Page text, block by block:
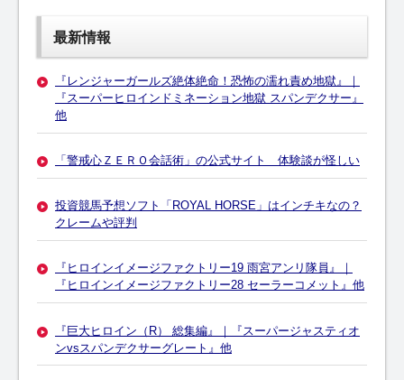
最新情報
『レンジャーガールズ絶体絶命！恐怖の濡れ責め地獄』｜
『スーパーヒロインドミネーション地獄 スパンデクサー』
他
「警戒心ＺＥＲＯ会話術」の公式サイト 体験談が怪しい
投資競馬予想ソフト「ROYAL HORSE」はインチキなの？
クレームや評判
『ヒロインイメージファクトリー19 雨宮アンリ隊員』｜
『ヒロインイメージファクトリー28 セーラーコメット』他
『巨大ヒロイン（R） 総集編』｜『スーパージャスティオ
ンvsスパンデクサーグレート』他